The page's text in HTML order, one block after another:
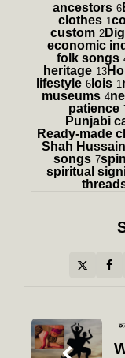
ancestors 6
clothes 1
custom 2
economic
folk songs
heritage 13
lifestyle 6 lois 1
museums 4
patience
Punjabi
Ready-made
Shah Hussain
songs 7
spiritual
Post
navigation